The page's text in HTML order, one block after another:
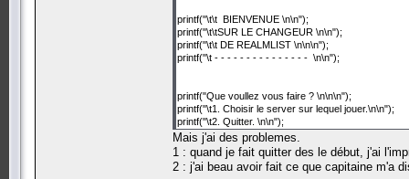
printf("\t\t BIENVENUE \n\n");
printf("\t\tSUR LE CHANGEUR \n\n");
printf("\t\t DE REALMLIST \n\n\n");
printf("\t - - - - - - - - - - - - - - - \n\n");
printf("Que voullez vous faire ? \n\n\n");
printf("\t1. Choisir le server sur lequel jouer.\n\n");
printf("\t2. Quitter. \n\n");
scanf("%ld", &choix1);
if (choix1 == 1 ) { printf ("Choisissez le server sur
scanf("%ld", choix2);
Mais j'ai des problemes.
1 : quand je fait quitter des le début, j'ai
2 : j'ai beau avoir fait ce que capitaine m'a